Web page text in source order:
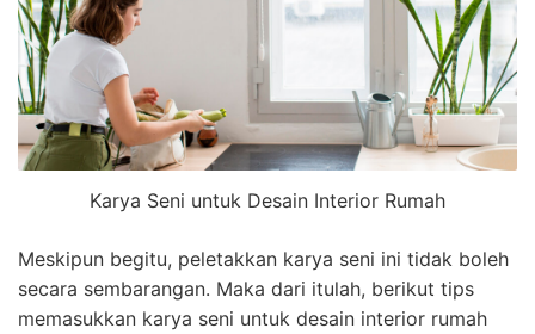
Karya Seni untuk Desain Interior Rumah
Meskipun begitu, peletakkan karya seni ini tidak boleh
secara sembarangan. Maka dari itulah, berikut tips
memasukkan karya seni untuk desain interior rumah